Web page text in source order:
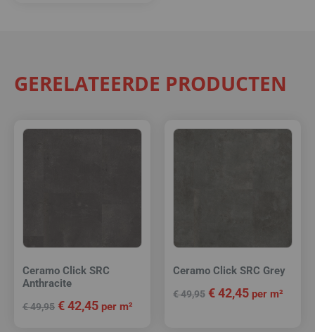
GERELATEERDE PRODUCTEN
Ceramo Click SRC
Anthracite
€49,95 €42,45 per m²
Ceramo Click SRC Grey
€49,95 €42,45 per m²